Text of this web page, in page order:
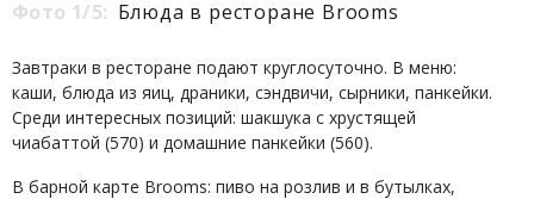
Фото 1/5: Блюда в ресторане Brooms
Завтраки в ресторане подают круглосуточно. В меню:
каши, блюда из яиц, драники, сэндвичи, сырники, панкейки.
Среди интересных позиций: шакшука с хрустящей
чиабаттой (570) и домашние панкейки (560).
В барной карте Brooms: пиво на розлив и в бутылках,